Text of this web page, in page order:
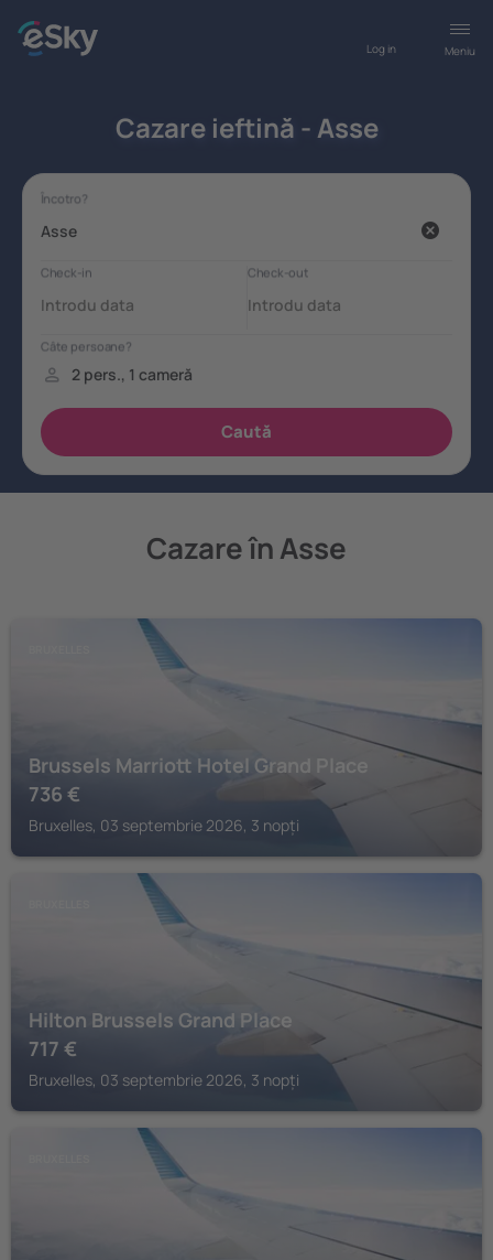
Meniu
Log in
Cazare ieftină - Asse
Cazare în Asse
Brussels Marriott Hotel Grand Place
736 €
Bruxelles, 03 septembrie 2026, 3 nopți
Hilton Brussels Grand Place
717 €
Bruxelles, 03 septembrie 2026, 3 nopți